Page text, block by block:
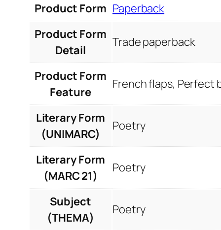
Product Form Paperback
Product Form
Detail
Trade paperback
Product Form
Feature
French flaps, Perfect
Literary Form
(UNIMARC)
Poetry
Literary Form
(MARC 21)
Poetry
Subject
(THEMA)
Poetry